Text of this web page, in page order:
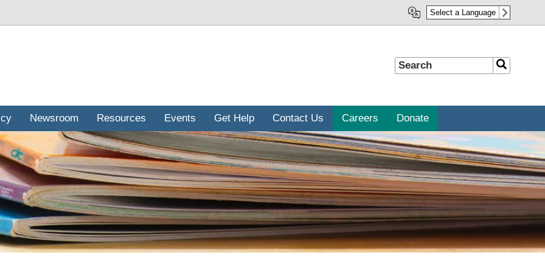
Select a Language
Search Search
Newsroom Resources Events Get Help Contact Us Careers Donate